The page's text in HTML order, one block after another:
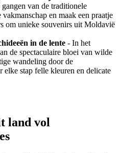
van de traditionele
en maak een praatje
om unieke souvenirs uit Moldavië
in de lente - In het
de spectaculaire bloei van wilde
wandeling door de
stap felle kleuren en delicate
land vol